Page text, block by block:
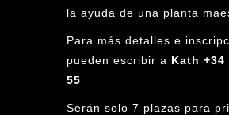
la ayuda de una planta
Para más detalles e
pueden escribir a Kath +34
55
Serán solo 7 plazas para